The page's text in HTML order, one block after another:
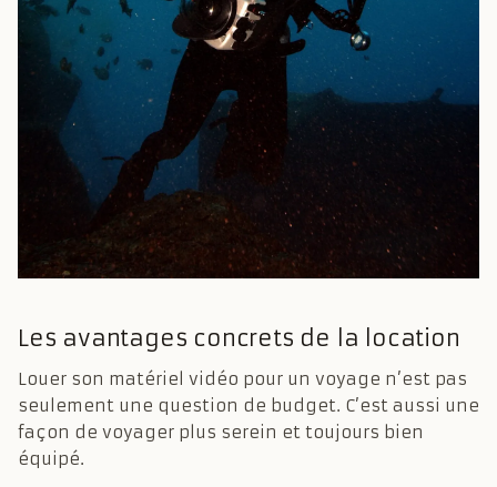
Les avantages concrets de la location
Louer son matériel vidéo pour un voyage n’est pas
seulement une question de budget. C’est aussi une
façon de voyager plus serein et toujours bien
équipé.